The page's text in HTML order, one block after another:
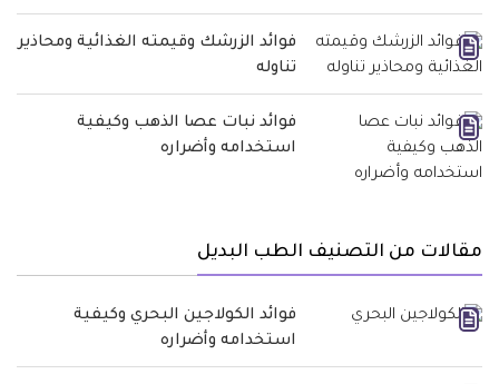
فوائد الزرشك وقيمته الغذائية ومحاذير
تناوله
فوائد نبات عصا الذهب وكيفية
استخدامه وأضراره
مقالات من التصنيف الطب البديل
فوائد الكولاجين البحري وكيفية
استخدامه وأضراره